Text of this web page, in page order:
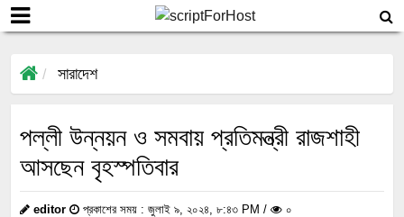
সারাদেশ
পল্লী উন্নয়ন ও সমবায় প্রতিমন্ত্রী রাজশাহী
আসছেন বৃহস্পতিবার
editor প্রকাশের সময় : জুলাই ৯, ২০২৪, ৮:৪৩ PM / ০